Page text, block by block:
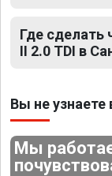
Где сделать
II 2.0 TDI в
Вы не
Мы